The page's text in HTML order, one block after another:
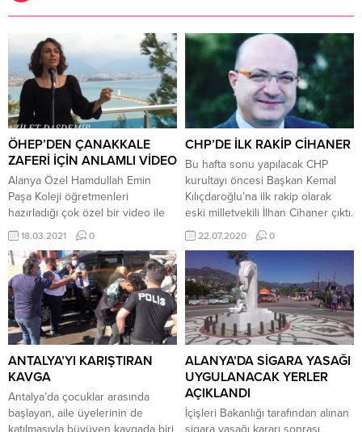
ÖHEP’DEN ÇANAKKALE
ZAFERİ İÇİN ANLAMLI VİDEO
Alanya Özel Hamdullah Emin
Paşa Koleji öğretmenleri
hazırladığı çok özel bir video ile
Çanakkale Zaferini andı.
Çanakkale Savaşında olağanüstü
mücadeleleriyle zorluklar
içerisinde bütün dünyaya
‘Çanakkale Geçilmez’ sözünü
belleten şehit öğretmen ve
kahramanlarımıza ithafen o
günlerin anlatıldığı bir video
hazırlandı.Videoda muharebenin
hangi şartlarda yapıldığının
anlatılmasının ardından
‘Çanakkale Türküsü’ öğretmenler
tarafından seslendirilerek...
18.03.2021 0
CHP’DE İLK RAKİP CİHANER
Bu hafta sonu yapılacak CHP
kurultayı öncesi Başkan Kemal
Kılıçdaroğlu’na ilk rakip olarak
eski milletvekili İlhan Cihaner çıktı.
İlhan Cihaner adaylığı ile ilgili
açıklamayı saat 9.30 genel
merkezde yapacak.
22.07.2020 0
ANTALYA’YI KARIŞTIRAN
KAVGA
Antalya’da çocuklar arasında
başlayan, aile üyelerinin de
katılmasıyla büyüyen kavgada biri
ALANYA’DA SİGARA YASAĞI
UYGULANACAK YERLER
AÇIKLANDI
İçişleri Bakanlığı tarafından alınan
sigara yasağı kararı sonrası